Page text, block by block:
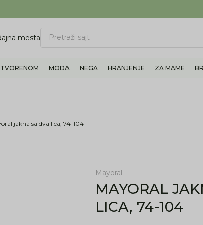
mesta Pretraži sajt
MODA NEGA HRANJENJE ZA MAME
jakna sa dva lica, 74-104
Mayoral
MAYORAL
LICA, 74-104